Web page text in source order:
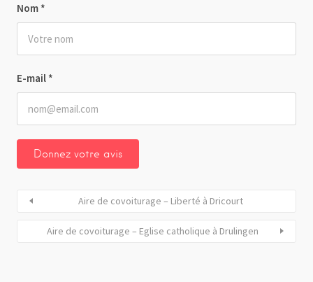
Nom *
E-mail *
Aire de covoiturage – Liberté à Dricourt
Aire de covoiturage – Eglise catholique à Drulingen